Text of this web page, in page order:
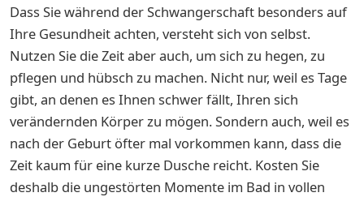
Dass Sie während der Schwangerschaft besonders auf
Ihre Gesundheit achten, versteht sich von selbst.
Nutzen Sie die Zeit aber auch, um sich zu hegen, zu
pflegen und hübsch zu machen. Nicht nur, weil es Tage
gibt, an denen es Ihnen schwer fällt, Ihren sich
verändernden Körper zu mögen. Sondern auch, weil es
nach der Geburt öfter mal vorkommen kann, dass die
Zeit kaum für eine kurze Dusche reicht. Kosten Sie
deshalb die ungestörten Momente im Bad in vollen